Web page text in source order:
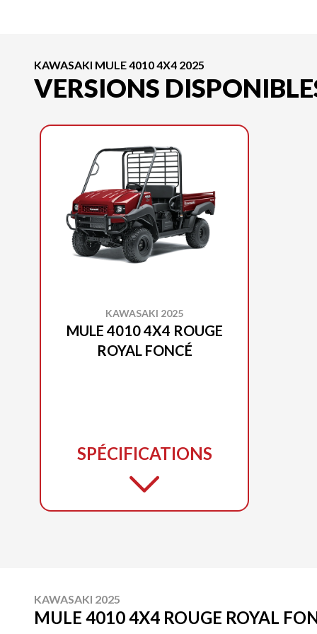
KAWASAKI MULE 4010 4X4 2025
VERSIONS
KAWASAKI 2025
MULE 4010 4X4 ROUGE
ROYAL FONCÉ
SPÉCIFICATIONS
KAWASAKI 2025
MULE 4010 4X4 ROUGE ROYAL